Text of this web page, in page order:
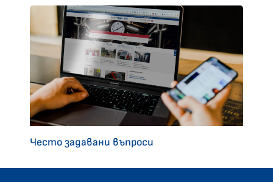
Често задавани въпроси